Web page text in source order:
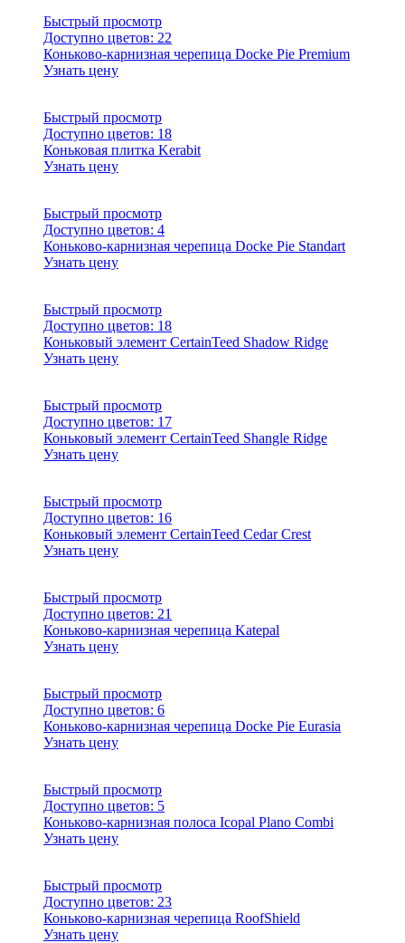
Быстрый просмотр
Доступно цветов: 22
Коньково-карнизная черепица Docke Pie Premium
Узнать цену
Быстрый просмотр
Доступно цветов: 18
Коньковая плитка Kerabit
Узнать цену
Быстрый просмотр
Доступно цветов: 4
Коньково-карнизная черепица Docke Pie Standart
Узнать цену
Быстрый просмотр
Доступно цветов: 18
Коньковый элемент CertainTeed Shadow Ridge
Узнать цену
Быстрый просмотр
Доступно цветов: 17
Коньковый элемент CertainTeed Shangle Ridge
Узнать цену
Быстрый просмотр
Доступно цветов: 16
Коньковый элемент CertainTeed Cedar Crest
Узнать цену
Быстрый просмотр
Доступно цветов: 21
Коньково-карнизная черепица Katepal
Узнать цену
Быстрый просмотр
Доступно цветов: 6
Коньково-карнизная черепица Docke Pie Eurasia
Узнать цену
Быстрый просмотр
Доступно цветов: 5
Коньково-карнизная полоса Icopal Plano Combi
Узнать цену
Быстрый просмотр
Доступно цветов: 23
Коньково-карнизная черепица RoofShield
Узнать цену